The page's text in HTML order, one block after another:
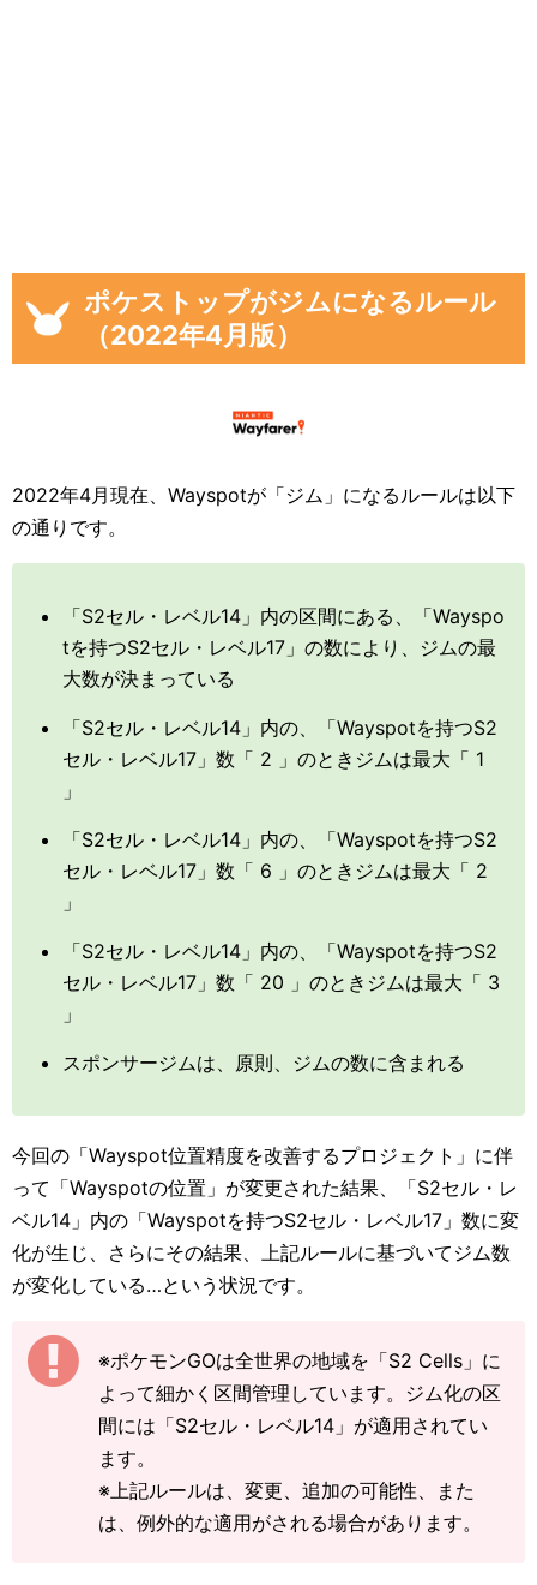
ポケストップがジムになるルール
（2022年4月版）
2022年4月現在、Wayspotが「ジム」になるルールは以下
の通りです。
「S2セル・レベル14」内の区間にある、「Wayspo
tを持つS2セル・レベル17」の数により、ジムの最
大数が決まっている
「S2セル・レベル14」内の、「Wayspotを持つS2
セル・レベル17」数「 2 」のときジムは最大「 1
」
「S2セル・レベル14」内の、「Wayspotを持つS2
セル・レベル17」数「 6 」のときジムは最大「 2
」
「S2セル・レベル14」内の、「Wayspotを持つS2
セル・レベル17」数「 20 」のときジムは最大「 3
」
スポンサージムは、原則、ジムの数に含まれる
今回の「Wayspot位置精度を改善するプロジェクト」に伴
って「Wayspotの位置」が変更された結果、「S2セル・レ
ベル14」内の「Wayspotを持つS2セル・レベル17」数に変
化が生じ、さらにその結果、上記ルールに基づいてジム数
が変化している…という状況です。
※ポケモンGOは全世界の地域を「S2 Cells」に
よって細かく区間管理しています。ジム化の区
間には「S2セル・レベル14」が適用されてい
ます。
※上記ルールは、変更、追加の可能性、また
は、例外的な適用がされる場合があります。